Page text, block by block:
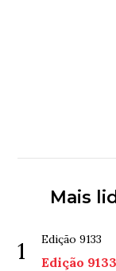
Mais
1 Edição 9133
Edição 9133